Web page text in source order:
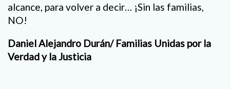
alcance, para volver a decir… ¡Sin las familias,
NO!
Daniel Alejandro Durán/ Familias Unidas por la
Verdad y la Justicia